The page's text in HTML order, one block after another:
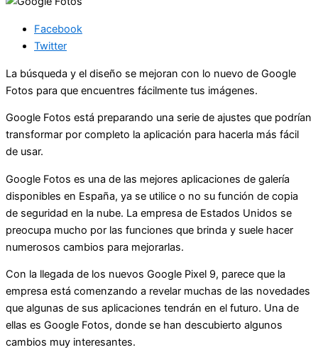
Facebook
Twitter
La búsqueda y el diseño se mejoran con lo nuevo de Google
Fotos para que encuentres fácilmente tus imágenes.
Google Fotos está preparando una serie de ajustes que podrían
transformar por completo la aplicación para hacerla más fácil
de usar.
Google Fotos es una de las mejores aplicaciones de galería
disponibles en España, ya se utilice o no su función de copia
de seguridad en la nube. La empresa de Estados Unidos se
preocupa mucho por las funciones que brinda y suele hacer
numerosos cambios para mejorarlas.
Con la llegada de los nuevos Google Pixel 9, parece que la
empresa está comenzando a revelar muchas de las novedades
que algunas de sus aplicaciones tendrán en el futuro. Una de
ellas es Google Fotos, donde se han descubierto algunos
cambios muy interesantes.